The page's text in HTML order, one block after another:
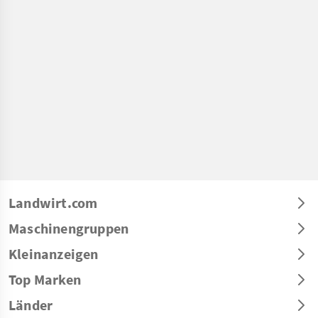
Landwirt.com
Maschinengruppen
Kleinanzeigen
Top Marken
Länder